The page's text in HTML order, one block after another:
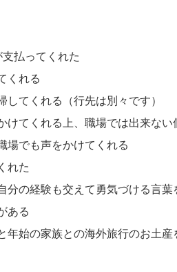
払ってくれた
くれる
してくれる（行先は別々です）
けてくれる上、職場では出来な
場でも声をかけてくれる
れた
分の経験も交えて勇気づける言葉
ある
年始の家族との海外旅行のお土産